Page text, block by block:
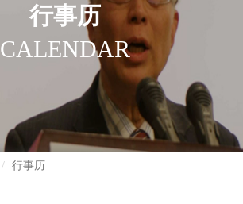
行事历
CALENDAR
行事历